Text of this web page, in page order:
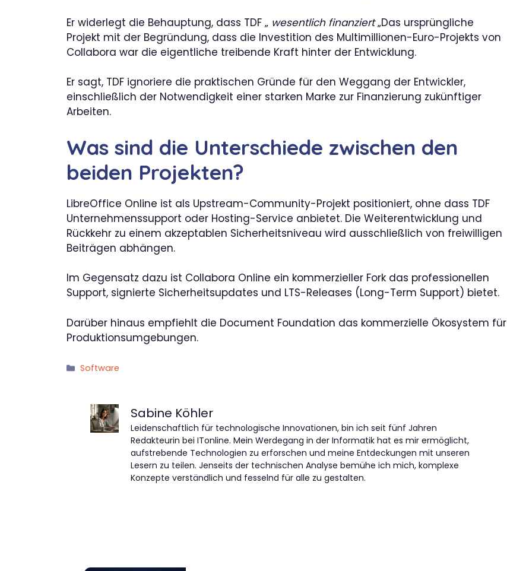
Er widerlegt die Behauptung, dass TDF „ wesentlich finanziert„Das ursprüngliche
Projekt mit der Begründung, dass die Investition des Multimillionen-Euro-Projekts von
Collabora war die eigentliche treibende Kraft hinter der Entwicklung.
Er sagt, TDF ignoriere die praktischen Gründe für den Weggang der Entwickler,
einschließlich der Notwendigkeit einer starken Marke zur Finanzierung zukünftiger
Arbeiten.
Was sind die Unterschiede zwischen den
beiden Projekten?
LibreOffice Online ist als Upstream-Community-Projekt positioniert, ohne dass TDF
Unternehmenssupport oder Hosting-Service anbietet. Die Weiterentwicklung und
Rückkehr zu einem akzeptablen Sicherheitsniveau wird ausschließlich von freiwilligen
Beiträgen abhängen.
Im Gegensatz dazu ist Collabora Online ein kommerzieller Fork das professionellen
Support, signierte Sicherheitsupdates und LTS-Releases (Long-Term Support) bietet.
Darüber hinaus empfiehlt die Document Foundation das kommerzielle Ökosystem für
Produktionsumgebungen.
Kategorien
Software
Sabine Köhler
Leidenschaftlich für technologische Innovationen, bin ich seit fünf Jahren
Redakteurin bei ITonline. Mein Werdegang in der Informatik hat es mir ermöglicht,
aufstrebende Technologien zu erforschen und meine Entdeckungen mit unseren
Lesern zu teilen. Jenseits der technischen Analyse bemühe ich mich, komplexe
Konzepte verständlich und fesselnd für alle zu gestalten.